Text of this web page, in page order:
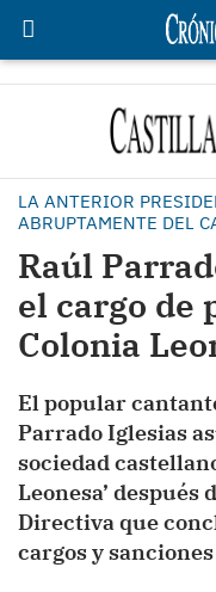
LA ANTERIOR
ABRUPTAMENTE DEL
Raúl
el cargo de
Colonia
El popular
Parrado Iglesias
sociedad
Leonesa’
Directiva que
cargos y